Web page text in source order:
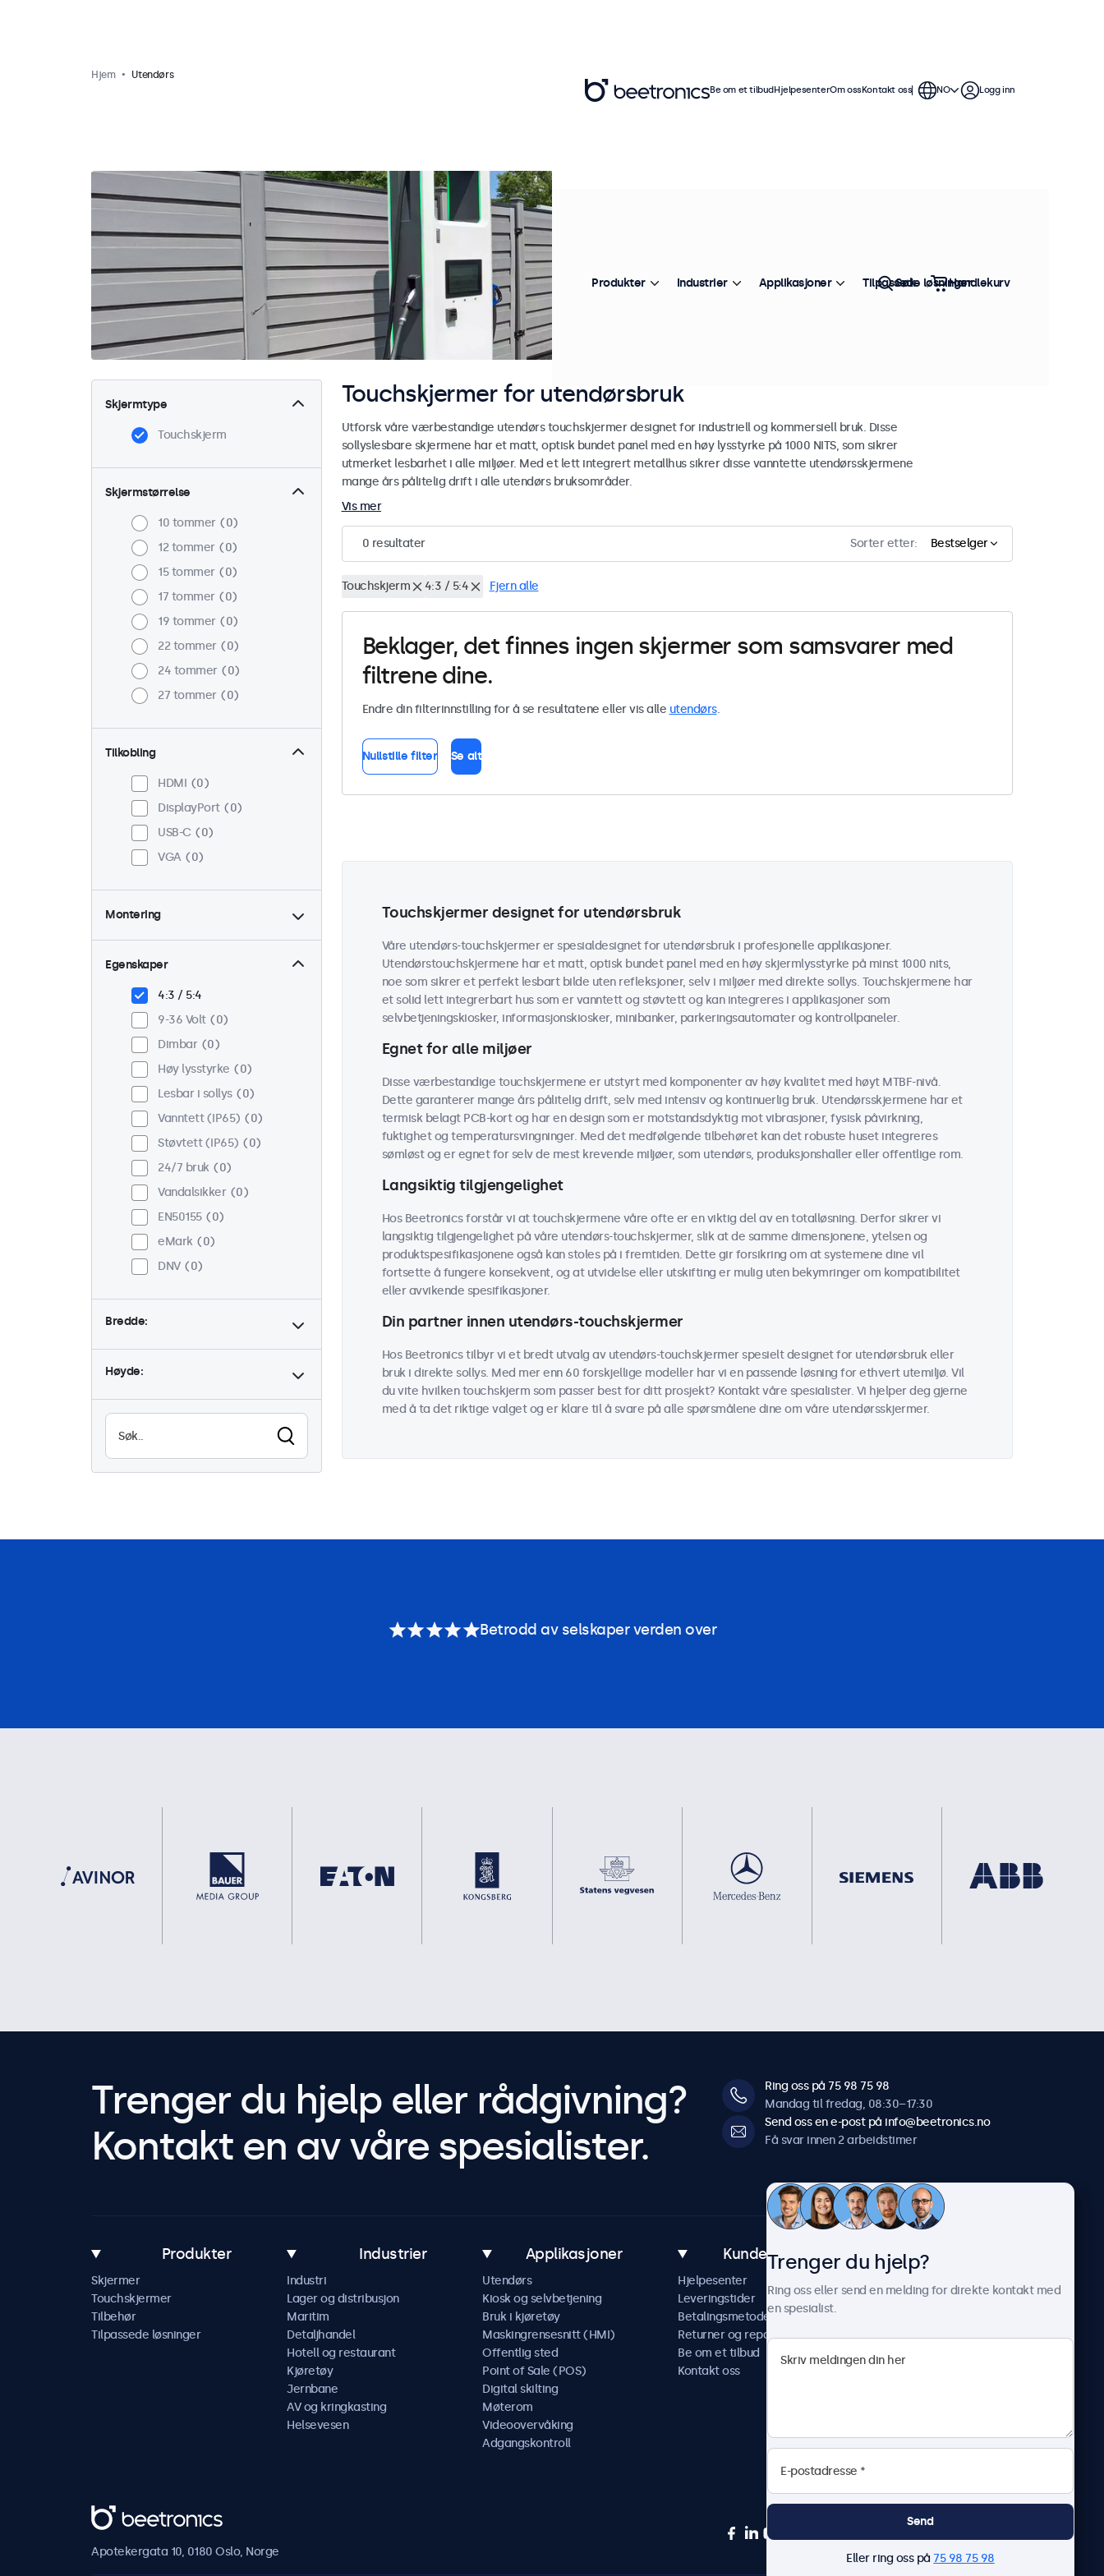
Hjem Utendørs
Skjermtype
Touchskjerm
Skjermstørrelse
10 tommer
0
12 tommer
0
15 tommer
0
17 tommer
0
19 tommer
0
22 tommer
0
24 tommer
0
27 tommer
0
Tilkobling
HDMI
0
DisplayPort
0
USB-C
0
VGA
0
Montering
Panel montert
0
Innebygd
VESA 75 x 75
VESA 100 x 100
Egenskaper
4:3 / 5:4
9-36 Volt
0
Dimbar
0
Høy lysstyrke
0
Lesbar i sollys
0
Vanntett (IP65)
0
Støvtett (IP65)
0
24/7 bruk
0
Vandalsikker
0
EN50155
0
eMark
0
DNV
0
Bredde:
Høyde:
Touchskjermer for utendørsbruk
Utforsk våre værbestandige utendørs touchskjermer designet for industriell og kommersiell bruk. Disse
sollyslesbare skjermene har et matt, optisk bundet panel med en høy lysstyrke på 1000 NITS, som sikrer
utmerket lesbarhet i alle miljøer. Med et lett integrert metallhus sikrer disse vanntette utendørsskjermene
mange års pålitelig drift i alle utendørs bruksområder.
Vis mer
0 resultater Sorter etter: Bestselger
Touchskjerm 4:3 / 5:4 Fjern alle
Beklager, det finnes ingen skjermer som samsvarer med
filtrene dine.
Endre din filterinnstilling for å se resultatene eller vis alle utendørs.
Nullstille filter Se alt
Touchskjermer designet for utendørsbruk
Våre utendørs-touchskjermer er spesialdesignet for utendørsbruk i profesjonelle applikasjoner.
Utendørstouchskjermene har et matt, optisk bundet panel med en høy skjermlysstyrke på minst 1000 nits,
noe som sikrer et perfekt lesbart bilde uten refleksjoner, selv i miljøer med direkte sollys. Touchskjermene har
et solid lett integrerbart hus som er vanntett og støvtett og kan integreres i applikasjoner som
selvbetjeningskiosker, informasjonskiosker, minibanker, parkeringsautomater og kontrollpaneler.
Egnet for alle miljøer
Disse værbestandige touchskjermene er utstyrt med komponenter av høy kvalitet med høyt MTBF-nivå.
Dette garanterer mange års pålitelig drift, selv med intensiv og kontinuerlig bruk. Utendørsskjermene har et
termisk belagt PCB-kort og har en design som er motstandsdyktig mot vibrasjoner, fysisk påvirkning,
fuktighet og temperatursvingninger. Med det medfølgende tilbehøret kan det robuste huset integreres
sømløst og er egnet for selv de mest krevende miljøer, som utendørs, produksjonshaller eller offentlige rom.
Langsiktig tilgjengelighet
Hos Beetronics forstår vi at touchskjermene våre ofte er en viktig del av en totalløsning. Derfor sikrer vi
langsiktig tilgjengelighet på våre utendørs-touchskjermer, slik at de samme dimensjonene, ytelsen og
produktspesifikasjonene også kan stoles på i fremtiden. Dette gir forsikring om at systemene dine vil
fortsette å fungere konsekvent, og at utvidelse eller utskifting er mulig uten bekymringer om kompatibilitet
eller avvikende spesifikasjoner.
Din partner innen utendørs-touchskjermer
Hos Beetronics tilbyr vi et bredt utvalg av utendørs-touchskjermer spesielt designet for utendørsbruk eller
bruk i direkte sollys. Med mer enn 60 forskjellige modeller har vi en passende løsning for ethvert utemiljø. Vil
du vite hvilken touchskjerm som passer best for ditt prosjekt? Kontakt våre spesialister. Vi hjelper deg gjerne
med å ta det riktige valget og er klare til å svare på alle spørsmålene dine om våre utendørsskjermer.
Be om et tilbudHjelpesenterOm ossKontakt oss NO Logg inn
Produkter Industrier Applikasjoner Tilpassede løsninger
Søk Handlekurv
Betrodd av selskaper verden over
Trenger du hjelp eller rådgivning?
Kontakt en av våre spesialister.
Ring oss på 75 98 75 98
Mandag til fredag, 08:30–17:30
Send oss en e-post på info@beetronics.no
Få svar innen 2 arbeidstimer
Produkter
Skjermer
Touchskjermer
Tilbehør
Tilpassede løsninger
Industrier
Industri
Lager og distribusjon
Maritim
Detaljhandel
Hotell og restaurant
Kjøretøy
Jernbane
AV og kringkasting
Helsevesen
Applikasjoner
Utendørs
Kiosk og selvbetjening
Bruk i kjøretøy
Maskingrensesnitt (HMI)
Offentlig sted
Point of Sale (POS)
Digital skilting
Møterom
Videoovervåking
Adgangskontroll
Kundeservice
Hjelpesenter
Leveringstider
Betalingsmetoder
Returner og reparer
Be om et tilbud
Kontakt oss
Om Beetronics
Nyheter & oppdateringer
Jobb med oss
Betingelser og vilkår
Beetronics
Apotekergata 10, 0180 Oslo, Norge
Trenger du hjelp?
Ring oss eller send en melding for direkte kontakt med
en spesialist.
Send
Eller ring oss på75 98 75 98